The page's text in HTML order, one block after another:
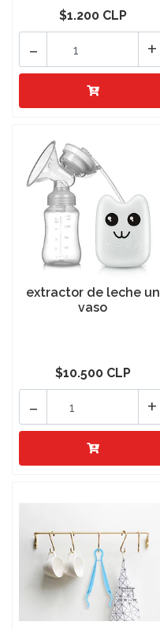
$1.200 CLP
+
-
extractor de leche un
vaso
$10.500 CLP
+
-